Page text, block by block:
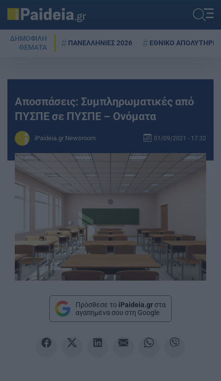
ΔΗΜΟΦΙΛΗ
ΘΕΜΑΤΑ
ΠΑΝΕΛΛΗΝΙΕΣ 2026 ΕΘΝΙΚΟ ΑΠΟΛΥΤΗΡΙΟ
Αποσπάσεις: Συμπληρωματικές από
ΠΥΣΠΕ σε ΠΥΣΠΕ – Ονόματα
iPaideia.gr Newsroom 01/09/2021 - 17:32
Πρόσθεσε το iPaideia.gr στα
αγαπημένα σου στη Google